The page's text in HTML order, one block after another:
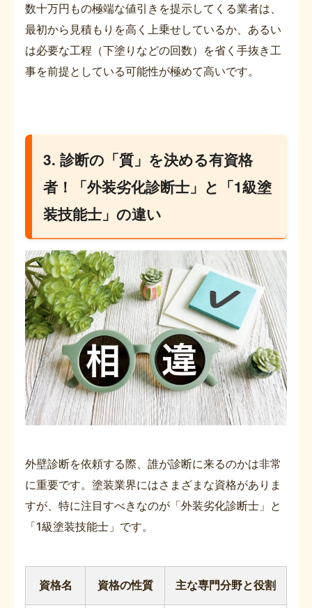
数十万円もの極端な値引きを提示してくる業者は、
最初から見積もりを高く上乗せしているか、あるい
は必要な工程（下塗りなどの回数）を省く手抜き工
事を前提としている可能性が極めて高いです。
3. 診断の「質」を決める有資格
者！「外装劣化診断士」と「1級塗
装技能士」の違い
外壁診断を依頼する際、誰が診断に来るのかは非常
に重要です。塗装業界にはさまざまな資格がありま
すが、特に注目すべきなのが「外装劣化診断士」と
「1級塗装技能士」です。
資格名 資格の性質 主な専門分野と役割